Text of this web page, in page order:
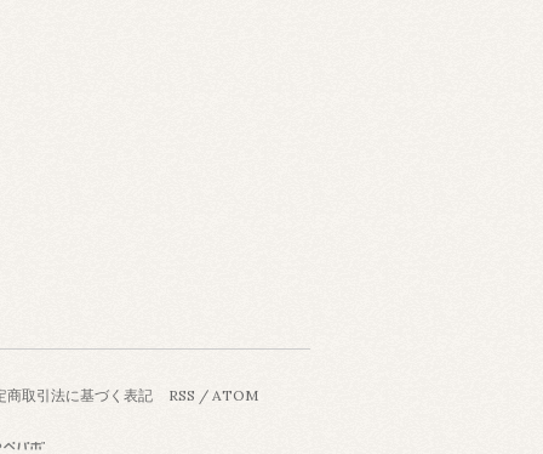
商取引法に基づく表記 RSS / ATOM